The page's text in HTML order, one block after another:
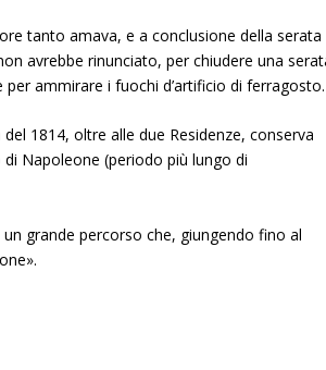
tanto amava, e a conclusione della serata
avrebbe rinunciato, per chiudere una
ammirare i fuochi d’artificio di ferragosto.
1814, oltre alle due Residenze, conserva
Napoleone (periodo più lungo di
grande percorso che, giungendo fino al